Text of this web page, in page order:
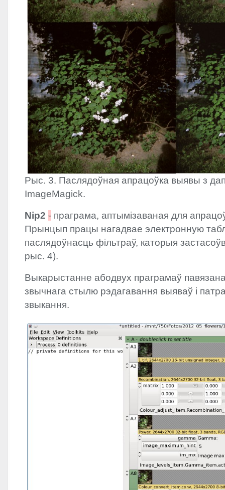
Рыс. 3. Паслядоўная апрацоўка выявы з
ImageMagick.
Nip2 - праграма, аптымізаваная для
Прынцып працы нагадвае электронную
паслядоўнасць фільтраў, каторыя
рыс. 4).
Выкарыстанне абодвух праграмаў
звычнага стылю рэдагавання выяваў і
звыкання.